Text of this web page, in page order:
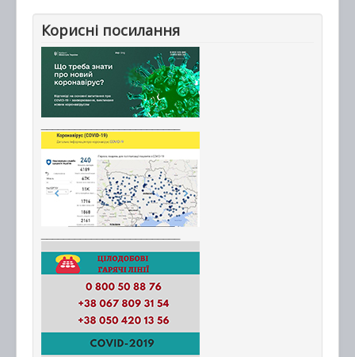
Корисні посилання